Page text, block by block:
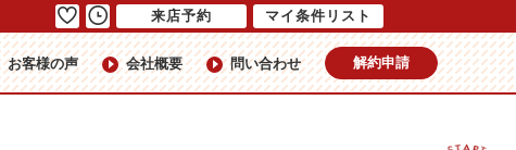
お客様の声 会社概要 問い合わせ 解約申請
来店予約 マイ条件リスト